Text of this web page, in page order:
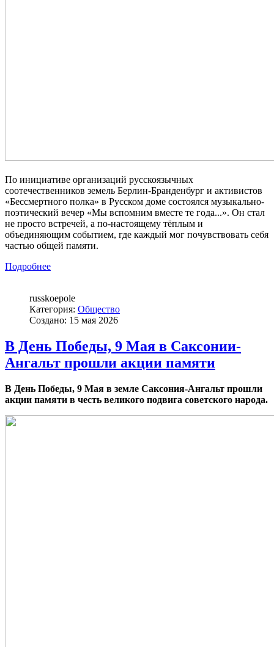
По инициативе организаций русскоязычных
соотечественников земель Берлин-Бранденбург и активистов
«Бессмертного полка» в Русском доме состоялся музыкально-
поэтический вечер «Мы вспомним вместе те года...». Он стал
не просто встречей, а по-настоящему тёплым и
объединяющим событием, где каждый мог почувствовать себя
частью общей памяти.
Подробнее
russkoepole
Категория: Общество
Создано: 15 мая 2026
В День Победы, 9 Мая в Саксонии-
Ангальт прошли акции памяти
В День Победы, 9 Мая в земле Саксония-Ангальт прошли
акции памяти в честь великого подвига советского народа.